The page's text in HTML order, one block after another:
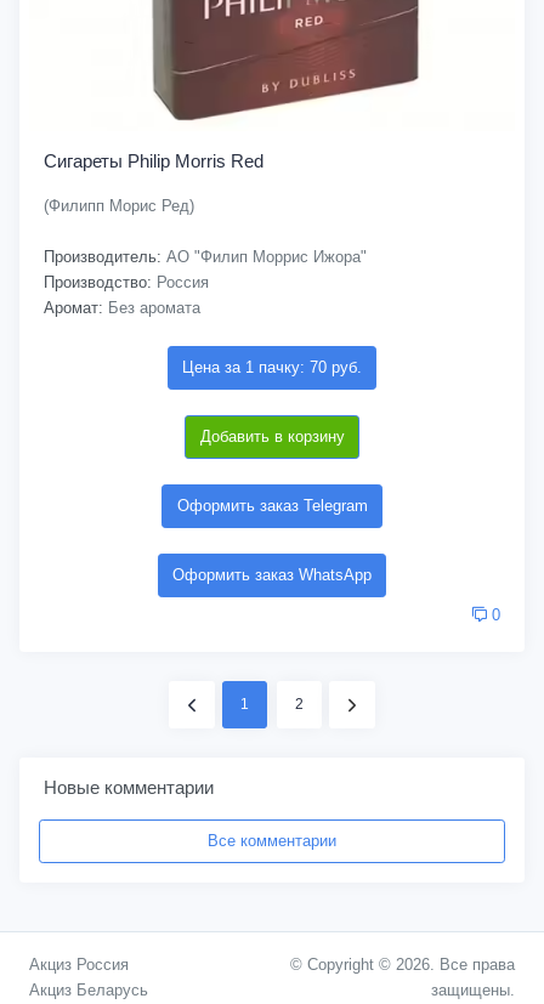
Сигареты Philip Morris Red
(Филипп Морис Ред)
Производитель: АО "Филип Моррис Ижора"
Производство: Россия
Аромат: Без аромата
Цена за 1 пачку: 70 руб.
Добавить в корзину
Оформить заказ Telegram
Оформить заказ WhatsApp
0
1 2
Новые комментарии
Все комментарии
Акциз Россия
Акциз Беларусь
© Copyright © 2026. Все права
защищены.